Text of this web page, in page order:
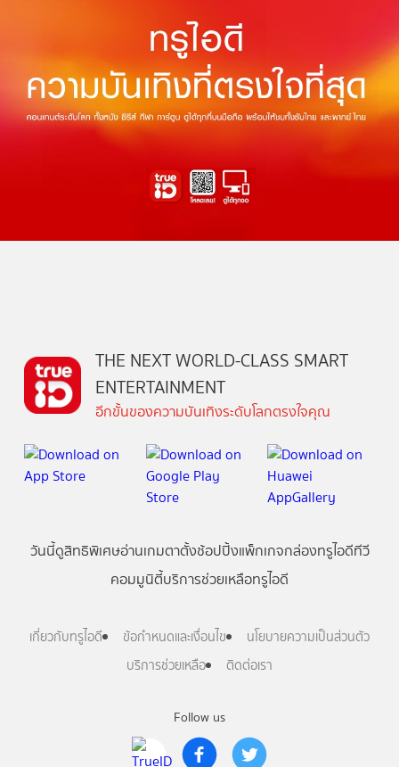
Follow us
THE NEXT WORLD-CLASS SMART
ENTERTAINMENT
อีกขั้นของความบันเทิงระดับโลกตรงใจคุณ
วันนี้ดูสิทธิพิเศษอ่านเกมตาตั้งช้อปปิ้งแพ็กเกจกล่องทรูไอดีทีวี
คอมมูนิตี้บริการช่วยเหลือทรูไอดี
เกี่ยวกับทรูไอดี ข้อกำหนดและเงื่อนไข
นโยบายความเป็นส่วนตัว
บริการช่วยเหลือ
ติดต่อเรา